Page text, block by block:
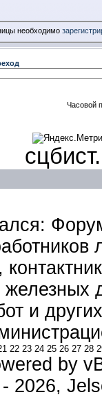
необходимо
Часовой
и
22 23 24 25 26 27 28
by
2026,